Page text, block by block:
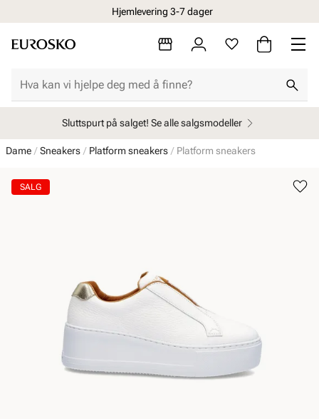
Hjemlevering 3-7 dager
Sluttspurt på salget! Se alle salgsmodeller
Dame Sneakers Platform sneakers Platform sneakers
SALG